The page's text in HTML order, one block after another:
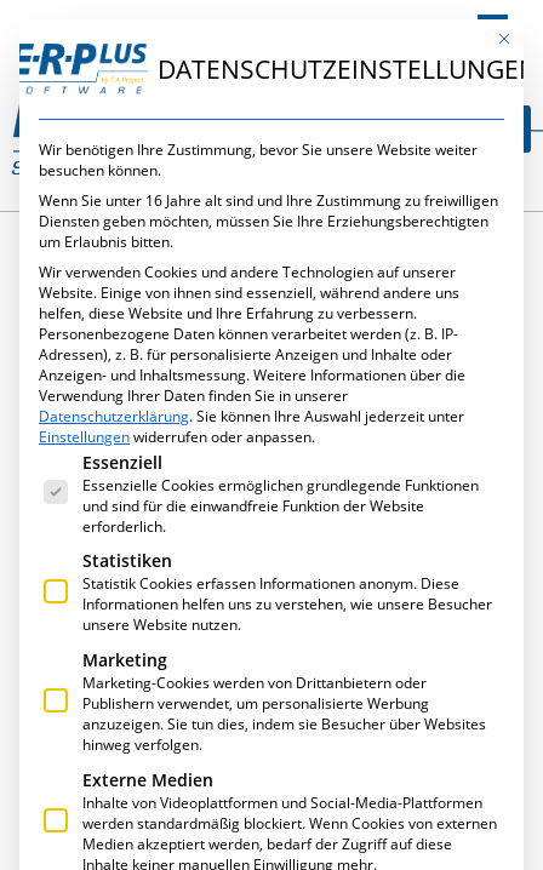
DE
SCHLAGWORT:
APPS
PAPIERLOSE FERTIGUNG
Wie können Sie Ihre Fertigungssteuerung papierloser
gestalten? Wie lassen sich Arbeitsfortschritte unmittelbar
an jedem Ort erfassen? Wie verfolgen Sie jederzeit Ihre
Bauteile und behalten sie im Blick? – Wir haben die
Mit
DATENSCHUTZEINSTELLUNGEN
Wir benötigen Ihre Zustimmung, bevor Sie unsere Website weiter
besuchen können.
Wenn Sie unter 16 Jahre alt sind und Ihre Zustimmung zu freiwilligen
Diensten geben möchten, müssen Sie Ihre Erziehungsberechtigten
um Erlaubnis bitten.
Wir verwenden Cookies und andere Technologien auf unserer
Website. Einige von ihnen sind essenziell, während andere uns
helfen, diese Website und Ihre Erfahrung zu verbessern.
Personenbezogene Daten können verarbeitet werden (z. B. IP-
Adressen), z. B. für personalisierte Anzeigen und Inhalte oder
Anzeigen- und Inhaltsmessung.Weitere Informationen über die
Verwendung Ihrer Daten finden Sie in unserer
Datenschutzerklärung.Sie können Ihre Auswahl jederzeit unter
Einstellungenwiderrufen oder anpassen.
Es folgt eine Liste der Service-Gruppen, für die eine
Essenziell
Essenzielle Cookies ermöglichen grundlegende Funktionen
und sind für die einwandfreie Funktion der Website
erforderlich.
Statistiken
Statistik Cookies erfassen Informationen anonym. Diese
Informationen helfen uns zu verstehen, wie unsere Besucher
unsere Website nutzen.
Marketing
Marketing-Cookies werden von Drittanbietern oder
Publishern verwendet, um personalisierte Werbung
anzuzeigen. Sie tun dies, indem sie Besucher über Websites
hinweg verfolgen.
Externe Medien
Inhalte von Videoplattformen und Social-Media-Plattformen
werden standardmäßig blockiert. Wenn Cookies von externen
Medien akzeptiert werden, bedarf der Zugriff auf diese
Inhalte keiner manuellen Einwilligung mehr.